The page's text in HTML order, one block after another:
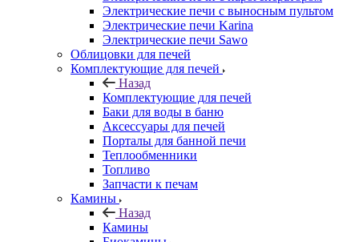
Электрические печи с выносным пультом
Электрические печи Karina
Электрические печи Sawo
Облицовки для печей
Комплектующие для печей
Назад
Комплектующие для печей
Баки для воды в баню
Аксессуары для печей
Порталы для банной печи
Теплообменники
Топливо
Запчасти к печам
Камины
Назад
Камины